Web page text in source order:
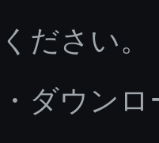
ください。
・ダウン